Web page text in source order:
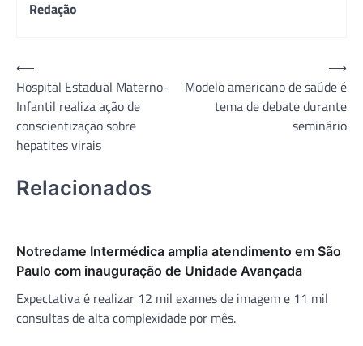
Redação
Navegação
de
Post
⟵
Hospital Estadual Materno-
Infantil realiza ação de
conscientização sobre
hepatites virais
Modelo americano de saúde é
tema de debate durante
seminário
⟶
Relacionados
Notredame Intermédica amplia atendimento em São
Paulo com inauguração de Unidade Avançada
Expectativa é realizar 12 mil exames de imagem e 11 mil
consultas de alta complexidade por mês.